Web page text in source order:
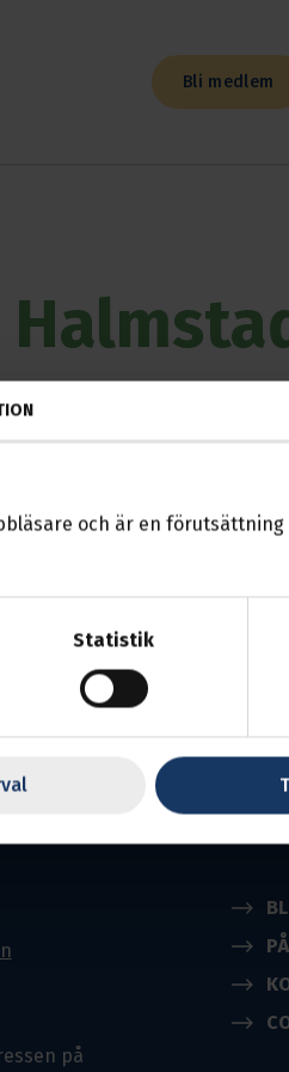
och är en
Statistik
Bli medlem
på